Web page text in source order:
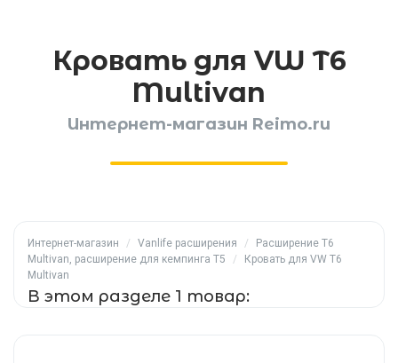
Кровать для VW T6
Multivan
Интернет-магазин Reimo.ru
Интернет-магазин / Vanlife расширения /
Расширение T6
Multivan, расширение для кемпинга T5
/
Кровать для VW T6
Multivan
В этом разделе 1 товар: